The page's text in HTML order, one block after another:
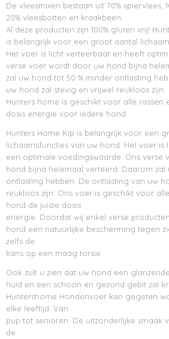
De vleesmixen bestaan uit 70% spiervlees,
20% vleesbotten en kraakbeen.
Al deze producten zijn 100% gluten vrij!
is belangrijk voor een groot aantal
Het voer is licht verteerbaar en heeft
verse voer wordt door uw hond bijna
zal uw hond tot 50 % minder ontlasting
uw hond zal stevig en vrijwel reukloos zijn.
Hunters home is geschikt voor alle rassen
dosis energie voor iedere hond.
Hunters Home Kip is belangrijk voor een
lichaamsfuncties van uw hond. Het voer
een optimale voedingswaarde. Ons verse
hond bijna helemaal verteerd. Daarom zal
ontlasting hebben. De ontlasting van uw
reukloos zijn. Ons voer is geschikt voor
hond de juiste dosis
energie. Doordat wij enkel verse
hond een natuurlijke bescherming tegen
zelfs de
kans op een maag torsie.
Ook zult u zien dat uw hond een
huid en een schoon en gezond gebit zal
Huntershome Hondenvoer kan gegeten
elke leeftijd. Van
pup tot senioren. De uitzonderlijke smaak
de